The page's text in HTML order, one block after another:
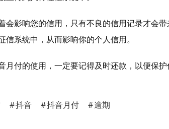
会影响您的信用，只有不良的信用记录才会
信系统中，从而影响你的个人信用。
月付的使用，一定要记得及时还款，以便保护
抖音 抖音月付 逾期